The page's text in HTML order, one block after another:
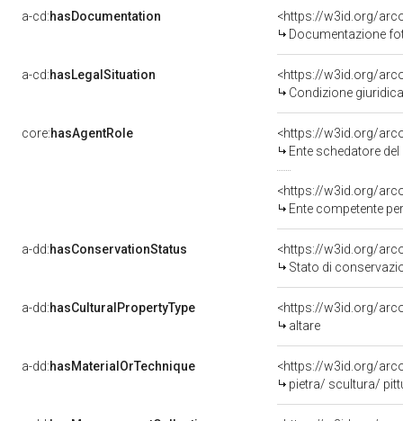
a-cd:hasDocumentation
Documentazione
a-cd:hasLegalSituation
Condizione
core:hasAgentRole
<https://w3id.org/
Ente schedatore del
<https://w3id.org/
Ente competente per
a-dd:hasConservationStatus
<https://w3id.org/
Stato di
a-dd:hasCulturalPropertyType
<https://w3id.org/
altare
a-dd:hasMaterialOrTechnique
<https://w3id.org/
pietra/ scultura/